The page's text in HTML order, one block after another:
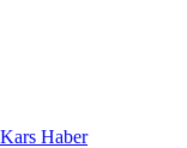
Haber